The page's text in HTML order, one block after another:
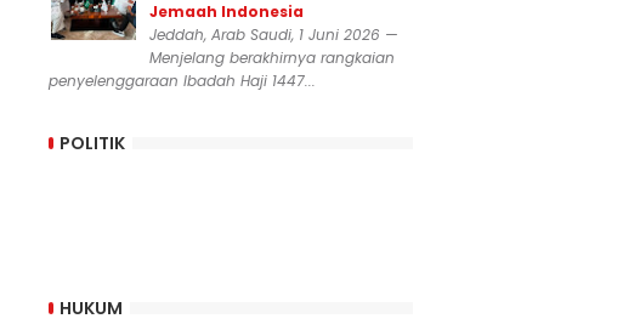
Jemaah Indonesia
Jeddah, Arab Saudi, 1 Juni 2026 —
Menjelang berakhirnya rangkaian
penyelenggaraan Ibadah Haji 1447...
POLITIK
HUKUM